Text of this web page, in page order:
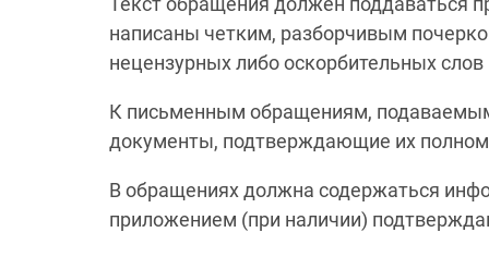
написаны четким, разборчивым
нецензурных либо оскорбительных
К письменным обращениям,
документы, подтверждающие их
В обращениях должна содержаться
приложением (при наличии)